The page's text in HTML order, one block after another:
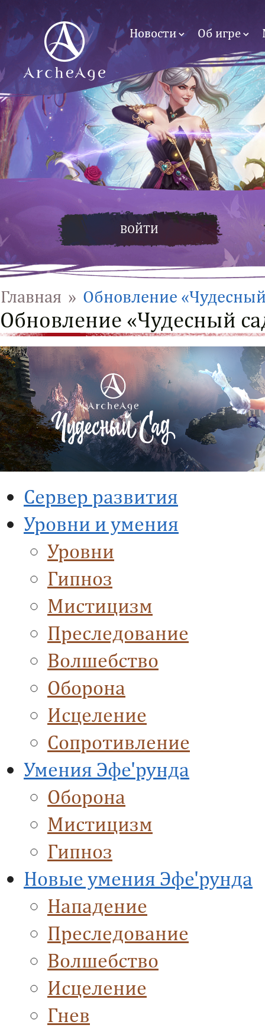
Новости Об игре
ВОЙТИ
Главная » Обновление
Обновление «Чудесный
Сервер развития
Уровни и умения
Уровни
Гипноз
Мистицизм
Преследование
Волшебство
Оборона
Исцеление
Сопротивление
Умения Эфе'рунда
Оборона
Мистицизм
Гипноз
Новые умения Эфе'рунда
Нападение
Преследование
Волшебство
Исцеление
Гнев